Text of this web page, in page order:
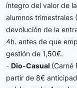
íntegro del valor de
alumnos trimestrales
devolución de la
4h. antes de que
gestión de 1,50€.
- Dio-Casual (Carné
partir de 8€